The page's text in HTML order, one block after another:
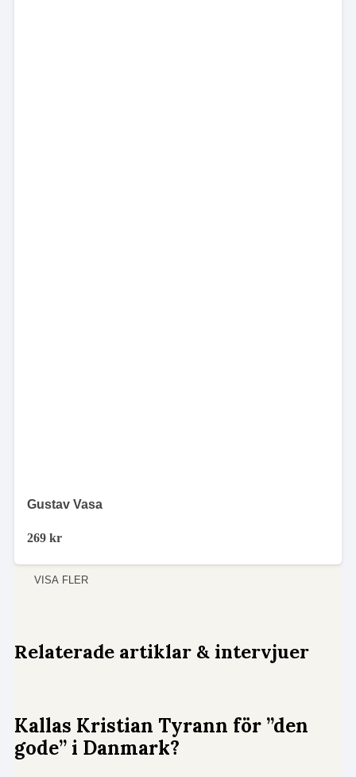
Gustav Vasa
269 kr
VISA FLER
Relaterade artiklar & intervjuer
Kallas Kristian Tyrann för ”den
gode” i Danmark?